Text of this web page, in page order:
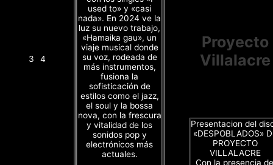
3 4
used to» y «casi
nada». En 2024 ve la
luz su nuevo trabajo,
«Hamaika gau», un
viaje musical donde
su voz, rodeada de
más instrumentos,
fusiona la
sofisticación de
estilos como el jazz,
el soul y la bossa
nova, con la frescura
y vitalidad de los
sonidos pop y
electrónicos más
actuales.
Proyecto
Villalacre
Presentacion del
«DESPOBLADOS»
PROYECTO
VILLALACRE
Con la presencia